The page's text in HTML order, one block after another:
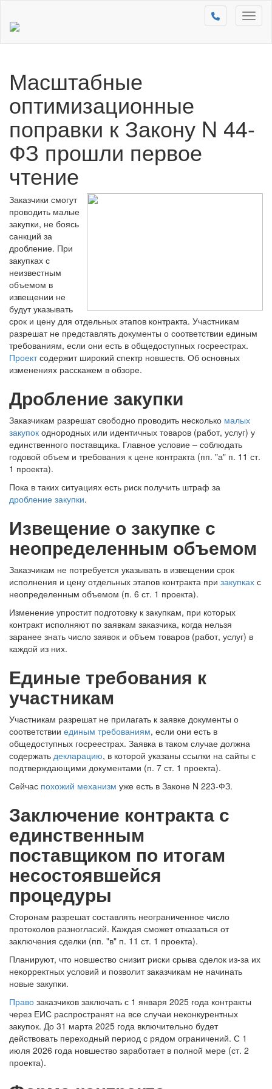
Масштабные
оптимизационные
поправки к Закону N 44-
ФЗ прошли первое
чтение
Заказчики смогут
проводить малые
закупки, не боясь
санкций за
дробление. При
закупках с
неизвестным
объемом в
извещении не
будут указывать
срок и цену для отдельных этапов контракта. Участникам
разрешат не представлять документы о соответствии единым
требованиям, если они есть в общедоступных госреестрах.
Проектсодержит широкий спектр новшеств. Об основных
изменениях расскажем в обзоре.
Дробление закупки
Заказчикам разрешат свободно проводить несколько малых
закупок однородных или идентичных товаров (работ, услуг) у
единственного поставщика. Главное условие – соблюдать
годовой объем и требования к цене контракта (пп. "а" п. 11 ст.
1 проекта).
Пока в таких ситуациях есть риск получить штраф за
дробление закупки.
Извещение о закупке с
неопределенным объемом
Заказчикам не потребуется указывать в извещении срок
исполнения и цену отдельных этапов контракта при закупках с
неопределенным объемом (п. 6 ст. 1 проекта).
Изменение упростит подготовку к закупкам, при которых
контракт исполняют по заявкам заказчика, когда нельзя
заранее знать число заявок и объем товаров (работ, услуг) в
каждой из них.
Единые требования к
участникам
Участникам разрешат не прилагать к заявке документы о
соответствии единым требованиям, если они есть в
общедоступных госреестрах. Заявка в таком случае должна
содержать декларацию, в которой указаны ссылки на сайты с
подтверждающими документами (п. 7 ст. 1 проекта).
Сейчас похожий механизм уже есть в Законе N 223-ФЗ.
Заключение контракта с
единственным
поставщиком по итогам
несостоявшейся
процедуры
Сторонам разрешат составлять неограниченное число
протоколов разногласий. Каждая сможет отказаться от
заключения сделки (пп. "в" п. 11 ст. 1 проекта).
Планируют, что новшество снизит риски срыва сделок из-за их
некорректных условий и позволит заказчикам не начинать
новые закупки.
Право заказчиков заключать с 1 января 2025 года контракты
через ЕИС распространят на все случаи неконкурентных
закупок. До 31 марта 2025 года включительно будет
действовать переходный период с рядом ограничений. С 1
июля 2026 года новшество заработает в полной мере (ст. 2
проекта).